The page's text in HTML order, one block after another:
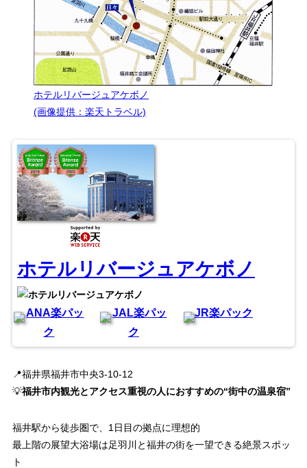
ホテルリバージュアケボノ
(画像提供：楽天トラベル)
ホテルリバージュアケボノ
ANA楽パッ
ク
JAL楽パッ
ク
JR楽パック
📍福井県福井市中央3-10-12
💡福井市内観光とアクセス重視の人におすすめの“街中の温泉宿”
福井駅から徒歩圏で、1日目の拠点に理想的
最上階の展望大浴場は足羽川と福井の街を一望できる絶景スポッ
ト